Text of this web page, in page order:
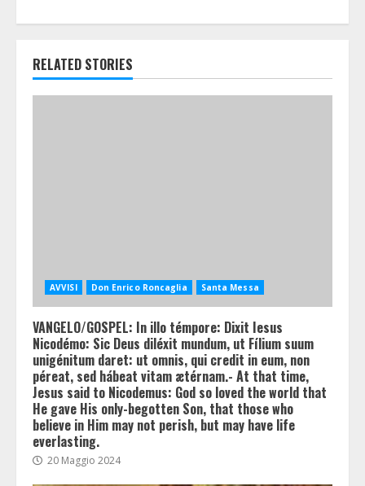
RELATED STORIES
AVVISI Don Enrico Roncaglia Santa Messa
VANGELO/GOSPEL: In illo témpore: Dixit Iesus
Nicodémo: Sic Deus diléxit mundum, ut Fílium suum
unigénitum daret: ut omnis, qui credit in eum, non
péreat, sed hábeat vitam ætérnam.- At that time,
Jesus said to Nicodemus: God so loved the world that
He gave His only-begotten Son, that those who
believe in Him may not perish, but may have life
everlasting.
20 Maggio 2024